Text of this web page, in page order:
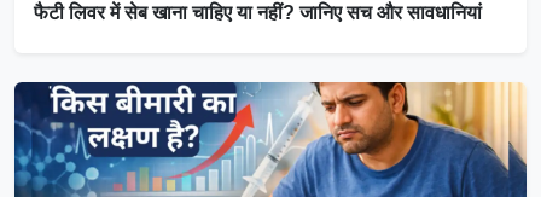
फैटी लिवर में सेब खाना चाहिए या नहीं? जानिए सच और सावधानियां